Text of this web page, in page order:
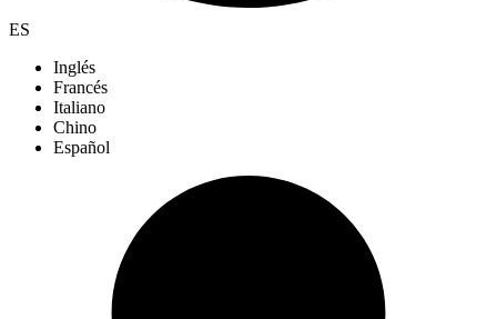
ES
Inglés
Francés
Italiano
Chino
Español